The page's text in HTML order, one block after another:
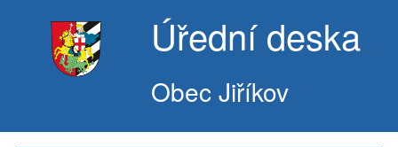
Úřední deska
Obec Jiříkov